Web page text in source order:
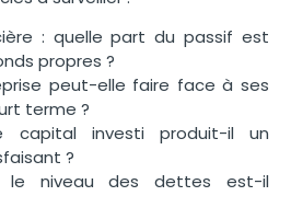
: quelle part du passif est
propres ?
peut-elle faire face à ses
terme ?
capital investi produit-il un
?
le niveau des dettes est-il